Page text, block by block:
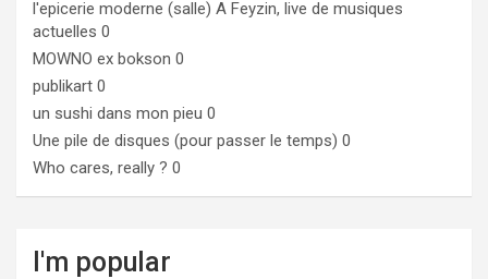
l'epicerie moderne (salle) A Feyzin, live de musiques
actuelles 0
MOWNO ex bokson 0
publikart 0
un sushi dans mon pieu 0
Une pile de disques (pour passer le temps) 0
Who cares, really ? 0
I'm popular